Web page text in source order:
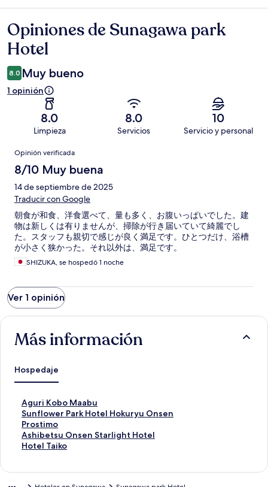
Opiniones
Opiniones de Sunagawa park
Hotel
8.0 Muy bueno
1 opinión
8.0
Limpieza
8.0
Servicios
10
Servicio y personal
Opiniones
Opinión verificada
8/10 Muy buena
14 de septiembre de 2025
Traducir con Google
朝食が和食、洋食選べて、量も多く、お腹いっぱいでした。建
物は新しくは有りませんが、掃除が行き届いていて綺麗でし
た。スタッフも親切で感じが良く満足です。ひとつだけ、浴槽
が小さく狭かった。それ以外は、満足です。
SHIZUKA, se hospedó 1 noche
Ver 1 opinión
Más información
Hospedaje
Aguri Kobo Maabu
E
n
l
a
c
Sunflower Park Hotel Hokuryu Onsen
E
n
l
a
Prostimo
E
n
l
Ashibetsu Onsen Starlight Hotel
E
n
Hotel Taiko
E